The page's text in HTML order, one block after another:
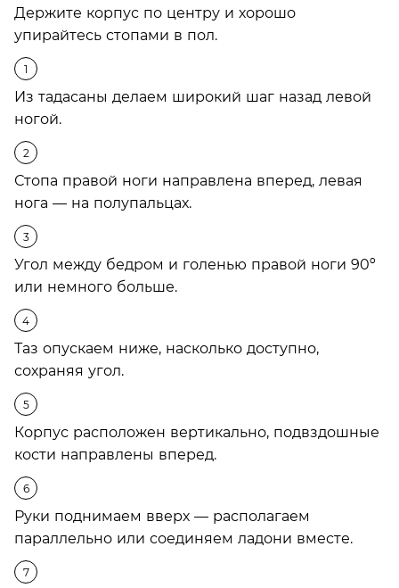
Держите корпус по центру и хорошо
упирайтесь стопами в пол.
Из тадасаны делаем широкий шаг назад левой
ногой.
Стопа правой ноги направлена вперед, левая
нога — на полупальцах.
Угол между бедром и голенью правой ноги 90º
или немного больше.
Таз опускаем ниже, насколько доступно,
сохраняя угол.
Корпус расположен вертикально, подвздошные
кости направлены вперед.
Руки поднимаем вверх — располагаем
параллельно или соединяем ладони вместе.